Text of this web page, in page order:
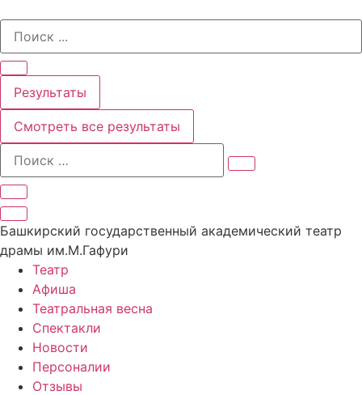
содержимому
Search
Результаты
Смотреть все результаты
Башкирский государственный академический театр
драмы им.М.Гафури
Театр
Афиша
Театральная весна
Спектакли
Новости
Персоналии
Отзывы